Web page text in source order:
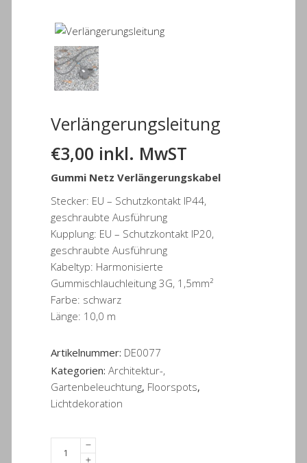
Verlängerungsleitung
€3,00 inkl. MwST
Gummi Netz Verlängerungskabel
Stecker: EU – Schutzkontakt IP44,
geschraubte Ausführung
Kupplung: EU – Schutzkontakt IP20,
geschraubte Ausführung
Kabeltyp: Harmonisierte
Gummischlauchleitung 3G, 1,5mm²
Farbe: schwarz
Länge: 10,0 m
Artikelnummer: DE0077
Kategorien: Architektur-,
Gartenbeleuchtung, Floorspots,
Lichtdekoration